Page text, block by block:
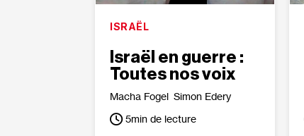
ISRAËL
Israël en guerre :
Toutes nos voix
Macha Fogel Simon Edery
5min de lecture